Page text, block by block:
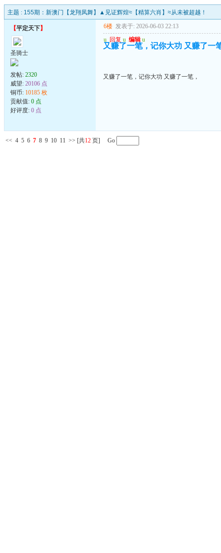
主题 : 155期：新澳门【龙翔凤舞】▲见证辉煌≈【精算六肖】≈从未被超越！
【平定天下】
圣骑士
发帖: 2320
威望: 20106 点
铜币: 10185 枚
贡献值: 0 点
好评度: 0 点
6楼 发表于: 2026-06-03 22:13
u 回复 u 编辑 u
又赚了一笔，记你大功 又赚了一
又赚了一笔，记你大功 又赚了一笔，
<< 4 5 6 7 8 9 10 11 >> [共12 页] Go